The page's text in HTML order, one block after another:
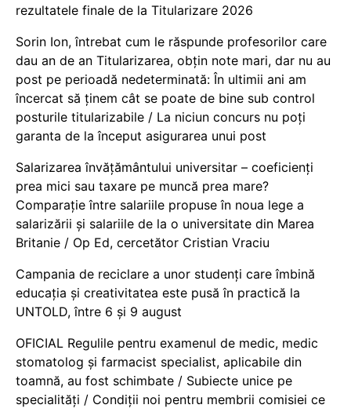
rezultatele finale de la Titularizare 2026
Sorin Ion, întrebat cum le răspunde profesorilor care
dau an de an Titularizarea, obțin note mari, dar nu au
post pe perioadă nedeterminată: În ultimii ani am
încercat să ținem cât se poate de bine sub control
posturile titularizabile / La niciun concurs nu poți
garanta de la început asigurarea unui post
Salarizarea învățământului universitar – coeficienți
prea mici sau taxare pe muncă prea mare?
Comparație între salariile propuse în noua lege a
salarizării și salariile de la o universitate din Marea
Britanie / Op Ed, cercetător Cristian Vraciu
Campania de reciclare a unor studenți care îmbină
educația și creativitatea este pusă în practică la
UNTOLD, între 6 și 9 august
OFICIAL Regulile pentru examenul de medic, medic
stomatolog și farmacist specialist, aplicabile din
toamnă, au fost schimbate / Subiecte unice pe
specialități / Condiții noi pentru membrii comisiei ce